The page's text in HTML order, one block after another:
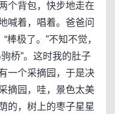
个背包，快步地走在
喊着，唱着。爸爸问
棒极了。”不知不觉，
桥”。这时我的肚子
一个采摘园，于是决
摘园，哇，景色太美
的，树上的枣子星星